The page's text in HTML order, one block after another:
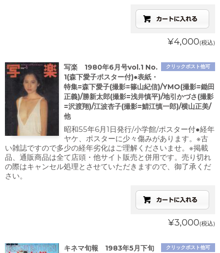
¥4,000(税込)
クリックポスト他可
写楽 1980年6月号vol.1 No.
1(森下愛子ポスター付)●表紙・
特集=森下愛子(撮影=篠山紀信)/YMO(撮影=鋤田
正義)/勝新太郎(撮影=浅井慎平)/地引かづさ(撮影
=沢渡翔)/江波杏子(撮影=鯖江慎一郎)/横山正美/
他
昭和55年6月1日発行/小学館/ポスター付●経年
ヤケ、ポスターに少々傷みがあります。※古
い雑誌ですので多少の経年劣化はご理解くださいませ。※掲載
品、通販商品は全て店頭・他サイト販売と併用です。売り切れ
の際はキャンセル処理とさせていただきますので、御了承くだ
さい。
¥3,000(税込)
クリックポスト他可
キネマ旬報 1983年5月下旬